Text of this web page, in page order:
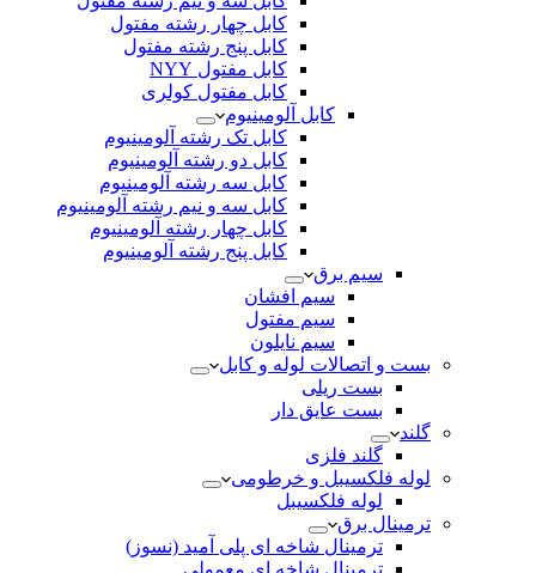
کابل چهار رشته مفتول
کابل پنج رشته مفتول
کابل مفتول NYY
کابل مفتول کولری
کابل آلومینیوم
کابل تک رشته آلومینیوم
کابل دو رشته آلومینیوم
کابل سه رشته آلومینیوم
کابل سه و نیم رشته آلومینیوم
کابل چهار رشته آلومینیوم
کابل پنج رشته آلومینیوم
سیم برق
سیم افشان
سیم مفتول
سیم نایلون
بست و اتصالات لوله و کابل
بست ریلی
بست عایق دار
گلند
گلند فلزی
لوله فلکسیبل و خرطومی
لوله فلکسیبل
ترمینال برق
ترمینال شاخه ای پلی آمید (نسوز)
ترمینال شاخه ای معمولی